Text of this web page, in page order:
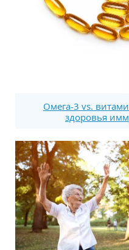
Омега-3 vs.
здоровья